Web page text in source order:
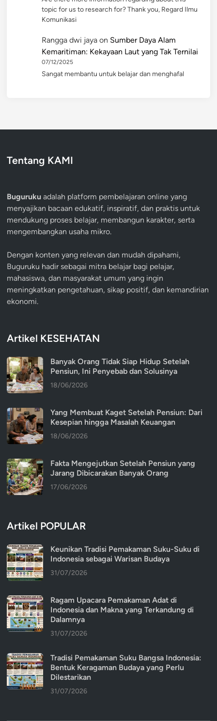
topic for us to research for? Thank you, Regard Ilmu
Komunikasi
Rangga dwi jaya on Sumber Daya Alam
Kemaritiman: Kekayaan Laut yang Tak Ternilai
07/12/2025
Sangat membantu untuk belajar dan menghafal
Tentang KAMI
Buguruku adalah platform pembelajaran online yang
menyajikan bacaan edukatif, inspiratif, dan praktis untuk
mendukung proses belajar, membangun karakter, serta
mengembangkan usaha mikro.
Dengan konten yang relevan dan mudah dipahami,
Buguruku hadir sebagai mitra belajar bagi pelajar,
mahasiswa, dan masyarakat umum yang ingin
meningkatkan pengetahuan, sikap positif, dan kemandirian
ekonomi.
Artikel KESEHATAN
Banyak Orang Tidak Siap Hidup Setelah
Pensiun, Ini Penyebab dan Solusinya
18/06/2026
Yang Membuat Kaget Setelah Pensiun: Dari
Kesepian hingga Masalah Keuangan
18/06/2026
Fakta Mengejutkan Setelah Pensiun yang
Jarang Dibicarakan Banyak Orang
17/06/2026
Artikel POPULAR
Keunikan Tradisi Pemakaman Suku-Suku di
Indonesia sebagai Warisan Budaya
31/07/2026
Ragam Upacara Pemakaman Adat di
Indonesia dan Makna yang Terkandung di
Dalamnya
31/07/2026
Tradisi Pemakaman Suku Bangsa Indonesia:
Bentuk Keragaman Budaya yang Perlu
Dilestarikan
31/07/2026